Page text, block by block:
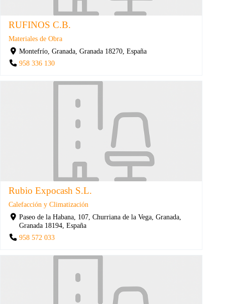
RUFINOS C.B.
Materiales de Obra
Montefrío, Granada, Granada 18270, España
958 336 130
Rubio Expocash S.L.
Calefacción y Climatización
Paseo de la Habana, 107, Churriana de la Vega, Granada,
Granada 18194, España
958 572 033